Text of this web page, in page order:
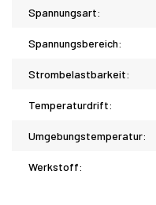
Spannungsart:
Spannungsbereich:
Strombelastbarkeit:
Temperaturdrift:
Umgebungstemperatur:
Werkstoff: